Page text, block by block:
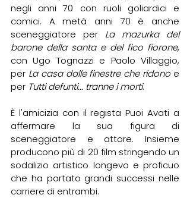
negli anni 70 con ruoli goliardici e
comici. A metà anni 70 è anche
sceneggiatore per La mazurka del
barone della santa e del fico fiorone,
con Ugo Tognazzi e Paolo Villaggio,
per La casa dalle finestre che ridono e
per Tutti defunti... tranne i morti.
È l'amicizia con il regista Puoi Avati a
affermare la sua figura di
sceneggiatore e attore. Insieme
producono più di 20 film stringendo un
sodalizio artistico longevo e proficuo
che ha portato grandi successi nelle
carriere di entrambi.